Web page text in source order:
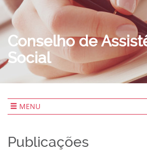
Conselho de
Social
MENU
Publicações